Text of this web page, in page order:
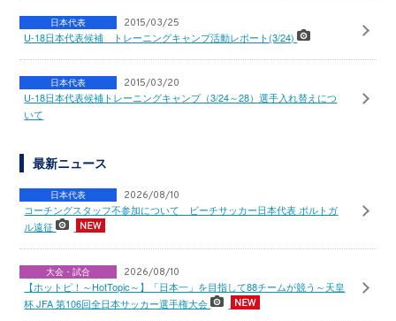
日本代表 2015/03/25
U-18日本代表候補 トレーニングキャンプ活動レポート(3/24)
日本代表 2015/03/20
U-18日本代表候補トレーニングキャンプ（3/24～28）選手入れ替えにつ
いて
最新ニュース
日本代表 2026/08/10
コーチングスタッフ不参加について ビーチサッカー日本代表 ポルトガ
ル遠征
大会・試合 2026/08/10
【ホットピ！～HotTopic～】「日本一」を目指して88チームが競う～天皇
杯 JFA 第106回全日本サッカー選手権大会